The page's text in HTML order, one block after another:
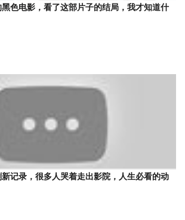
黑色电影，看了这部片子的结局，我才知道什
新记录，很多人哭着走出影院，人生必看的动